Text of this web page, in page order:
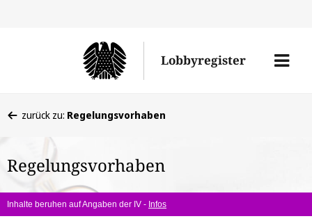
Lobbyregister
Menü
befinden
hier:
zurück zu: Regelungsvorhaben
Regelungsvorhaben
Inhalte beruhen auf Angaben der IV - Infos